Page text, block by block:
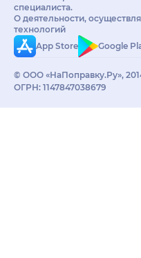
специалиста.
О деятельности,
технологий
App Store
Google
© ООО «НаПоправку.Ру»,
ОГРН: 1147847038679